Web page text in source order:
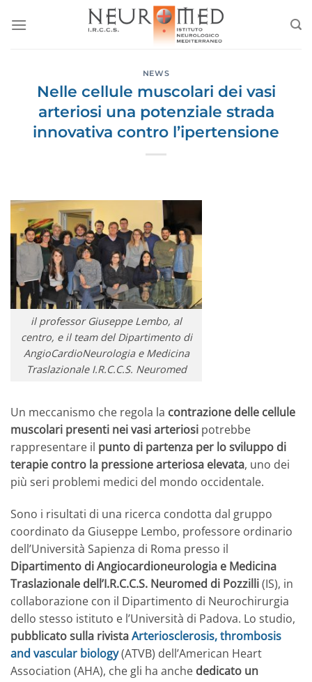
NEWS
Nelle cellule muscolari dei vasi
arteriosi una potenziale strada
innovativa contro l’ipertensione
il professor Giuseppe Lembo, al
centro, e il team del Dipartimento di
AngioCardioNeurologia e Medicina
Traslazionale I.R.C.C.S. Neuromed
Un meccanismo che regola la contrazione delle cellule
muscolari presenti nei vasi arteriosi potrebbe
rappresentare il punto di partenza per lo sviluppo di
terapie contro la pressione arteriosa elevata, uno dei
più seri problemi medici del mondo occidentale.
Sono i risultati di una ricerca condotta dal gruppo
coordinato da Giuseppe Lembo, professore ordinario
dell’Università Sapienza di Roma presso il
Dipartimento di Angiocardioneurologia e Medicina
Traslazionale dell’I.R.C.C.S. Neuromed di Pozzilli(IS), in
collaborazione con il Dipartimento di Neurochirurgia
dello stesso istituto e l’Università di Padova. Lo studio,
pubblicato sulla rivistaArteriosclerosis, thrombosis
and vascular biology(ATVB) dell’American Heart
Association (AHA), che gli ha anche dedicato un